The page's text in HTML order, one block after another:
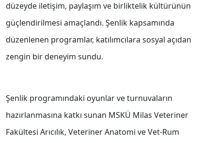
düzeyde iletişim, paylaşım ve birliktelik kültürünün
güçlendirilmesi amaçlandı. Şenlik kapsamında
düzenlenen programlar, katılımcılara sosyal açıdan
zengin bir deneyim sundu.
Şenlik programındaki oyunlar ve turnuvaların
hazırlanmasına katkı sunan MSKÜ Milas Veteriner
Fakültesi Arıcılık, Veteriner Anatomi ve Vet-Rum